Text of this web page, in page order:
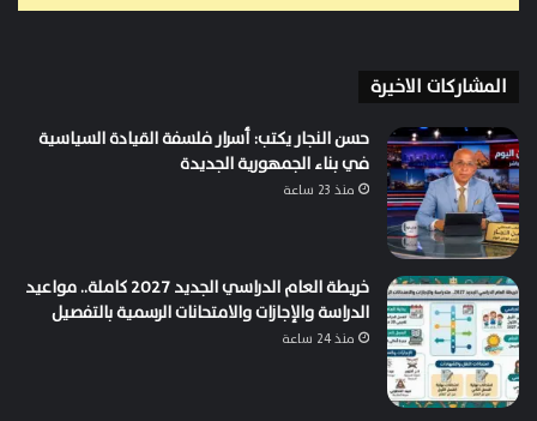
المشاركات الاخيرة
حسن النجار يكتب: أسرار فلسفة القيادة السياسية
في بناء الجمهورية الجديدة
منذ 23 ساعة
خريطة العام الدراسي الجديد 2027 كاملة.. مواعيد
الدراسة والإجازات والامتحانات الرسمية بالتفصيل
منذ 24 ساعة